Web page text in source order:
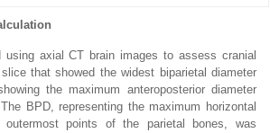
axial CT brain images to assess cranial
that showed the widest biparietal diameter
the maximum anteroposterior diameter
BPD, representing the maximum horizontal
outermost points of the parietal bones, was